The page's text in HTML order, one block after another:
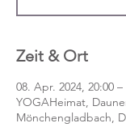
Zeit & Ort
08. Apr. 2024, 20:00
YOGAHeimat,
Mönchengladbach,